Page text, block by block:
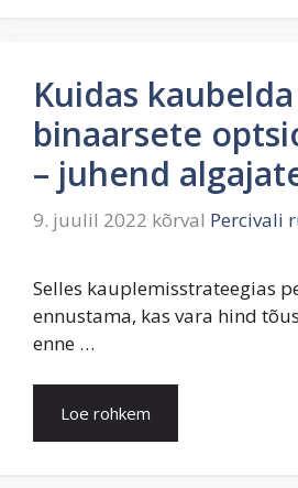
Kuidas
binaarsete
– juhend
9. juulil 2022 kõrval Percivali
Selles kauplemisstrateegias
ennustama, kas vara hind
enne …
Loe rohkem